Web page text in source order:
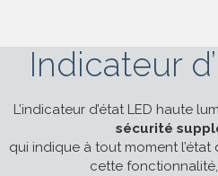
Indicateur
L’indicateur d’état LED haute
sécurité
qui indique à tout moment
cette